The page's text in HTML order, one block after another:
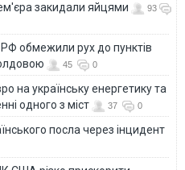
закидали яйцями
93
обмежили рух до пунктів
45 0
на українську енергетику та
одного з міст
37 0
посла через інцидент